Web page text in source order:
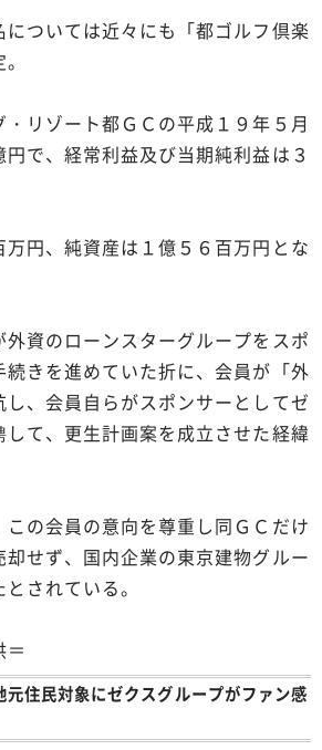
ついては近々にも「都ゴルフ倶楽
・リゾート都ＧＣの平成１９年５月
で、経常利益及び当期純利益は３
円、純資産は１億５６百万円とな
資のローンスターグループをスポ
続きを進めていた折に、会員が「外
、会員自らがスポンサーとしてゼ
て、更生計画案を成立させた経緯
の会員の意向を尊重し同ＧＣだけ
せず、国内企業の東京建物グルー
されている。
住民対象にゼクスグループがファン感